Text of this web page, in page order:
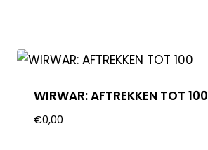
WIRWAR: AFTREKKEN TOT 100
€0,00